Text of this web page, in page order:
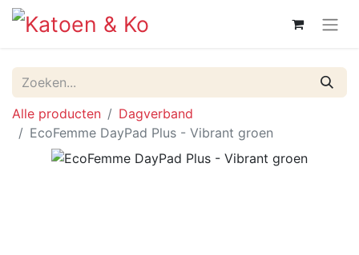
Alle producten
Dagverband
EcoFemme DayPad Plus - Vibrant groen